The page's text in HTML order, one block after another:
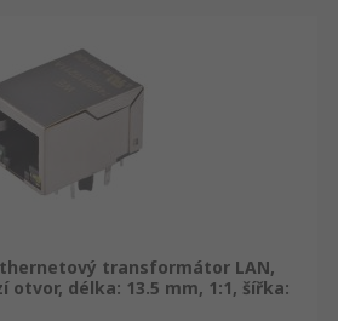
transformátor LAN,
otvor, délka: 13.5 mm, 1:1, šířka: